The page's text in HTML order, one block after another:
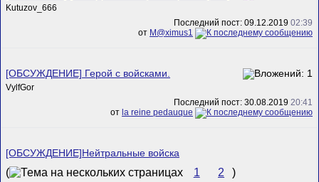
Kutuzov_666
Последний пост: 09.12.2019 02:39
от M@ximus1
[ОБСУЖДЕНИЕ] Герой с войсками.
VylfGor
Последний пост: 30.08.2019 20:41
от la reine pedauque
[ОБСУЖДЕНИЕ]Нейтральные войска
( 1 2 )